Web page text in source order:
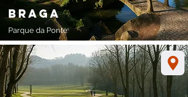
braga
Parque da Ponte